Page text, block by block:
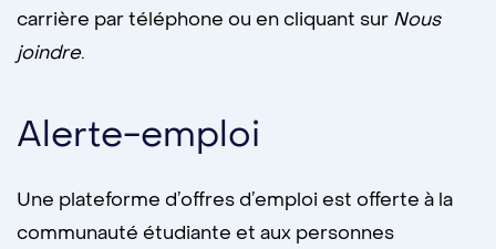
carrière par téléphone ou en cliquant sur Nous
joindre.
Alerte-emploi
Une plateforme d’offres d’emploi est offerte à la
communauté étudiante et aux personnes